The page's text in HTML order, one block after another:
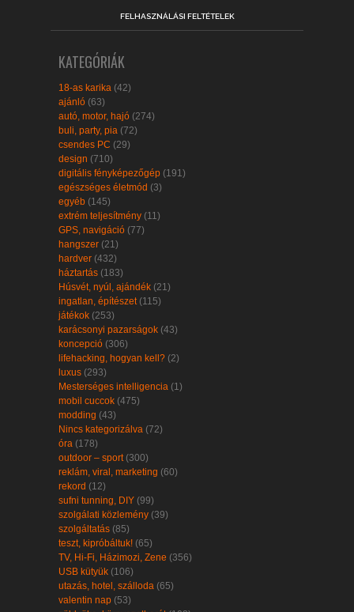
FELHASZNÁLÁSI FELTÉTELEK
KATEGÓRIÁK
18-as karika (42)
ajánló (63)
autó, motor, hajó (274)
buli, party, pia (72)
csendes PC (29)
design (710)
digitális fényképezőgép (191)
egészséges életmód (3)
egyéb (145)
extrém teljesítmény (11)
GPS, navigáció (77)
hangszer (21)
hardver (432)
háztartás (183)
Húsvét, nyúl, ajándék (21)
ingatlan, építészet(115)
játékok (253)
karácsonyi pazarságok (43)
koncepció (306)
lifehacking, hogyan kell? (2)
luxus (293)
Mesterséges intelligencia (1)
mobil cuccok (475)
modding (43)
Nincs kategorizálva (72)
óra (178)
outdoor – sport(300)
reklám, viral, marketing (60)
rekord (12)
sufni tunning, DIY (99)
szolgálati közlemény (39)
szolgáltatás (85)
teszt, kipróbáltuk! (65)
TV, Hi-Fi, Házimozi, Zene (356)
USB kütyük (106)
utazás, hotel, szálloda (65)
valentin nap (53)